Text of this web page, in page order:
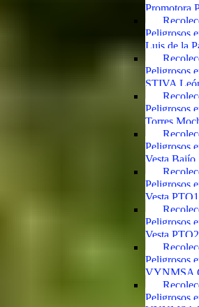
Promotora
Peligrosos
Luis de la
Peligrosos
STIVA
Peligrosos
Torres
Peligrosos
Vesta Bajío
Peligrosos
Vesta PTO1
Peligrosos
Vesta PTO2
Peligrosos
VYNMSA
Peligrosos